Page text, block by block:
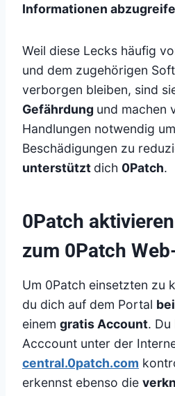
Informationen
Weil diese Lecks häufig
und dem zugehörigen
verborgen bleiben, sind
Gefährdung und machen
Handlungen notwendig
Beschädigungen zu
unterstützt dich 0Patch.
0Patch
zum 0Patch
Um 0Patch einsetzten zu
du dich auf dem Portal
einem gratis Account. Du
Acccount unter der
central.0patch.com
erkennst ebenso die